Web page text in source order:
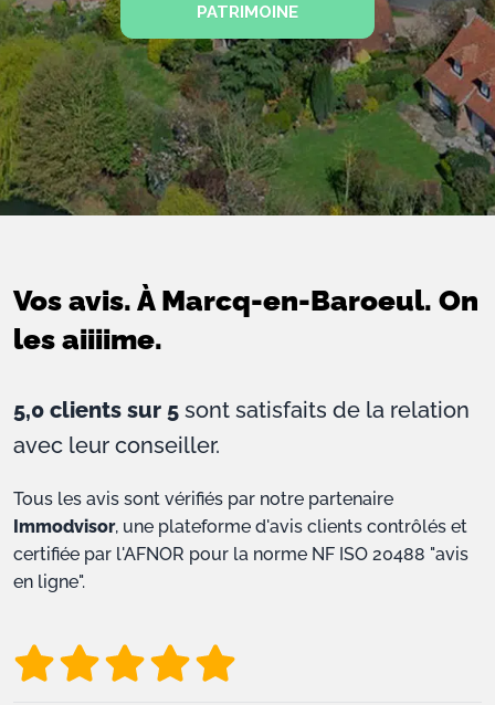
PATRIMOINE
Vos avis. À Marcq-en-Baroeul. On
les aiiiime.
5,0 clients sur 5 sont satisfaits de la relation
avec leur conseiller.
Tous les avis sont vérifiés par notre partenaire
Immodvisor, une plateforme d'avis clients contrôlés et
certifiée par l'AFNOR pour la norme NF ISO 20488 "avis
en ligne".